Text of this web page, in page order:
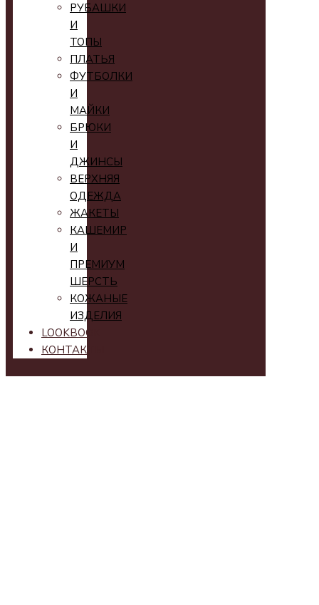
РУБАШКИ
И
ТОПЫ
ПЛАТЬЯ
ФУТБОЛКИ
И
МАЙКИ
БРЮКИ
И
ДЖИНСЫ
ВЕРХНЯЯ
ОДЕЖДА
ЖАКЕТЫ
КАШЕМИР
И
ПРЕМИУМ
ШЕРСТЬ
КОЖАНЫЕ
ИЗДЕЛИЯ
LOOKBOOK
КОНТАКТЫ